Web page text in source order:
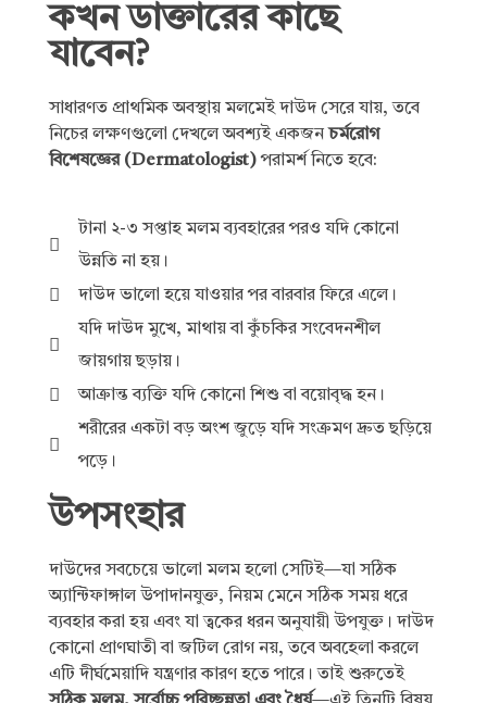
কখন ডাক্তারের কাছে
যাবেন?
সাধারণত প্রাথমিক অবস্থায় মলমেই দাউদ সেরে যায়, তবে
নিচের লক্ষণগুলো দেখলে অবশ্যই একজন চর্মরোগ
বিশেষজ্ঞের (Dermatologist)পরামর্শ নিতে হবে:
টানা ২-৩ সপ্তাহ মলম ব্যবহারের পরও যদি কোনো
উন্নতি না হয়।
দাউদ ভালো হয়ে যাওয়ার পর বারবার ফিরে এলে।
যদি দাউদ মুখে, মাথায় বা কুঁচকির সংবেদনশীল
জায়গায় ছড়ায়।
আক্রান্ত ব্যক্তি যদি কোনো শিশু বা বয়োবৃদ্ধ হন।
শরীরের একটা বড় অংশ জুড়ে যদি সংক্রমণ দ্রুত ছড়িয়ে
পড়ে।
উপসংহার
দাউদের সবচেয়ে ভালো মলম হলো সেটিই—যা সঠিক
অ্যান্টিফাঙ্গাল উপাদানযুক্ত, নিয়ম মেনে সঠিক সময় ধরে
ব্যবহার করা হয় এবং যা ত্বকের ধরন অনুযায়ী উপযুক্ত। দাউদ
কোনো প্রাণঘাতী বা জটিল রোগ নয়, তবে অবহেলা করলে
এটি দীর্ঘমেয়াদি যন্ত্রণার কারণ হতে পারে। তাই শুরুতেই